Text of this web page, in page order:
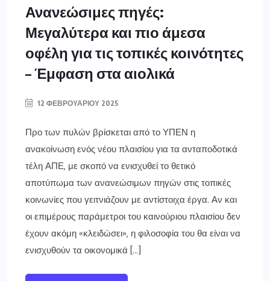
Ανανεώσιμες πηγές:
Μεγαλύτερα και πιο άμεσα
οφέλη για τις τοπικές κοινότητες
– Έμφαση στα αιολικά
12 ΦΕΒΡΟΥΑΡΊΟΥ 2025
Προ των πυλών βρίσκεται από το ΥΠΕΝ η
ανακοίνωση ενός νέου πλαισίου για τα ανταποδοτικά
τέλη ΑΠΕ, με σκοπό να ενισχυθεί το θετικό
αποτύπωμα των ανανεώσιμων πηγών στις τοπικές
κοινωνίες που γειτνιάζουν με αντίστοιχα έργα. Αν και
οι επιμέρους παράμετροι του καινούριου πλαισίου δεν
έχουν ακόμη «κλειδώσει», η φιλοσοφία του θα είναι να
ενισχυθούν τα οικονομικά […]